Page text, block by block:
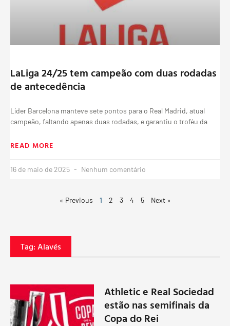
LaLiga 24/25 tem campeão com duas rodadas
de antecedência
Líder Barcelona manteve sete pontos para o Real Madrid, atual
campeão, faltando apenas duas rodadas, e garantiu o troféu da
READ MORE
16 de maio de 2025 Nenhum comentário
« Previous 1 2 3 4 5 Next »
Tag: Alavés
Athletic e Real Sociedad
estão nas semifinais da
Copa do Rei